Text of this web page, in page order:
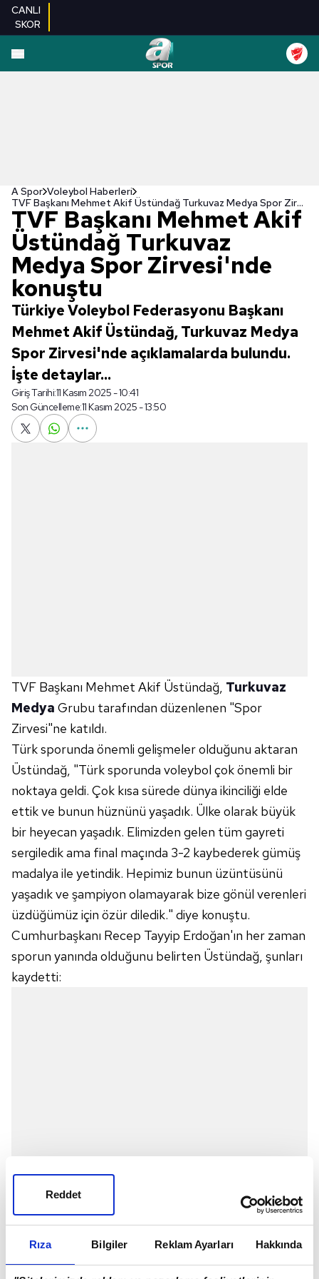
Rıza Bilgiler Reklam Ayarları Hakkında
Reddet
CANLI
SKOR
A Spor Voleybol Haberleri
TVF Başkanı Mehmet Akif Üstündağ Turkuvaz Medya Spor Zirvesi'nde konuştu
TVF Başkanı Mehmet Akif
Üstündağ Turkuvaz
Medya Spor Zirvesi'nde
konuştu
Türkiye Voleybol Federasyonu Başkanı
Mehmet Akif Üstündağ, Turkuvaz Medya
Spor Zirvesi'nde açıklamalarda bulundu.
İşte detaylar...
Giriş Tarihi:11 Kasım 2025 - 10:41
Son Güncelleme:11 Kasım 2025 - 13:50
TVF Başkanı Mehmet Akif Üstündağ, Turkuvaz
Medya Grubu tarafından düzenlenen "Spor
Zirvesi"ne katıldı.
Türk sporunda önemli gelişmeler olduğunu aktaran
Üstündağ, "Türk sporunda voleybol çok önemli bir
noktaya geldi. Çok kısa sürede dünya ikinciliği elde
ettik ve bunun hüznünü yaşadık. Ülke olarak büyük
bir heyecan yaşadık. Elimizden gelen tüm gayreti
sergiledik ama final maçında 3-2 kaybederek gümüş
madalya ile yetindik. Hepimiz bunun üzüntüsünü
yaşadık ve şampiyon olamayarak bize gönül verenleri
üzdüğümüz için özür diledik." diye konuştu.
Cumhurbaşkanı Recep Tayyip Erdoğan'ın her zaman
sporun yanında olduğunu belirten Üstündağ, şunları
kaydetti:
Aynı tarihlerde basketbolda Avrupa Şampiyonası'nda
final oynadık. Voleybolun Dünya Şampiyonası'nda